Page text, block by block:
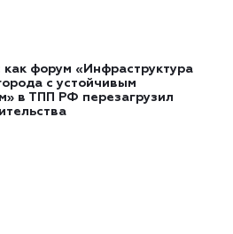
как форум «Инфраструктура
с устойчивым
в ТПП РФ перезагрузил